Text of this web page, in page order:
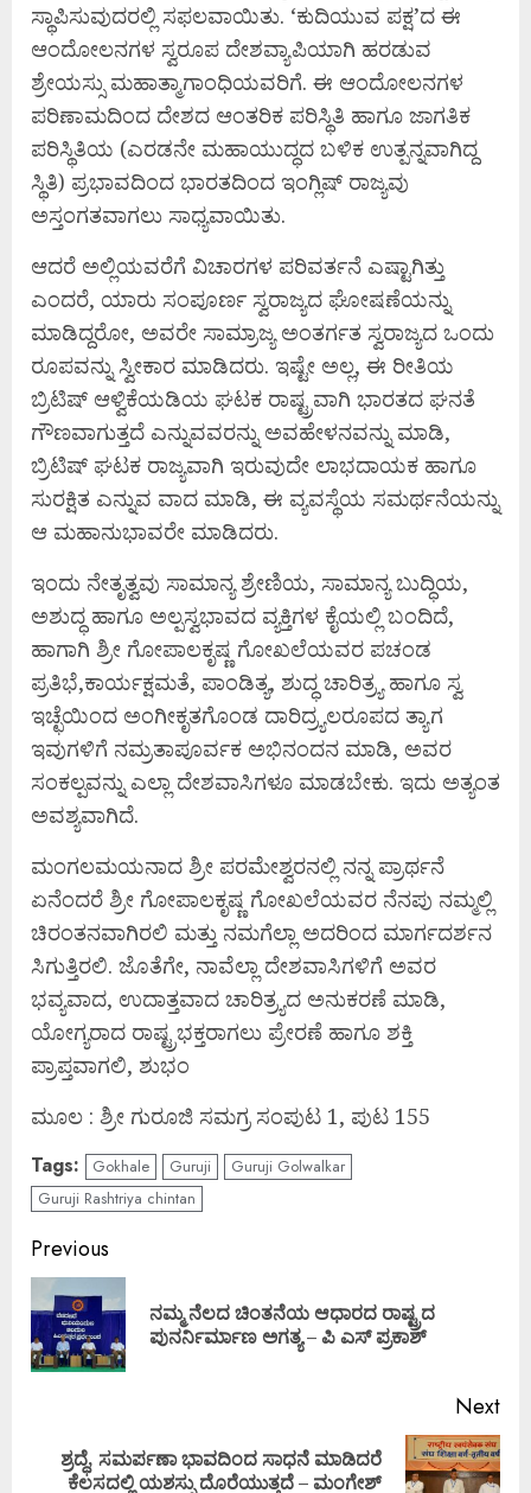
ಸ್ಥಾಪಿಸುವುದರಲ್ಲಿ ಸಫಲವಾಯಿತು. ‘ಕುದಿಯುವ ಪಕ್ಷ’ದ ಈ
ಆಂದೋಲನಗಳ ಸ್ವರೂಪ ದೇಶವ್ಯಾಪಿಯಾಗಿ ಹರಡುವ
ಶ್ರೇಯಸ್ಸು ಮಹಾತ್ಮಾಗಾಂಧಿಯವರಿಗೆ. ಈ ಆಂದೋಲನಗಳ
ಪರಿಣಾಮದಿಂದ ದೇಶದ ಆಂತರಿಕ ಪರಿಸ್ಥಿತಿ ಹಾಗೂ ಜಾಗತಿಕ
ಪರಿಸ್ಥಿತಿಯ (ಎರಡನೇ ಮಹಾಯುದ್ಧದ ಬಳಿಕ ಉತ್ಪನ್ನವಾಗಿದ್ದ
ಸ್ಥಿತಿ) ಪ್ರಭಾವದಿಂದ ಭಾರತದಿಂದ ಇಂಗ್ಲಿಷ್ ರಾಜ್ಯವು
ಅಸ್ತಂಗತವಾಗಲು ಸಾಧ್ಯವಾಯಿತು.
ಆದರೆ ಅಲ್ಲಿಯವರೆಗೆ ವಿಚಾರಗಳ ಪರಿವರ್ತನೆ ಎಷ್ಟಾಗಿತ್ತು
ಎಂದರೆ, ಯಾರು ಸಂಪೂರ್ಣ ಸ್ವರಾಜ್ಯದ ಘೋಷಣೆಯನ್ನು
ಮಾಡಿದ್ದರೋ, ಅವರೇ ಸಾಮ್ರಾಜ್ಯ ಅಂತರ್ಗತ ಸ್ವರಾಜ್ಯದ ಒಂದು
ರೂಪವನ್ನು ಸ್ವೀಕಾರ ಮಾಡಿದರು. ಇಷ್ಟೇ ಅಲ್ಲ, ಈ ರೀತಿಯ
ಬ್ರಿಟಿಷ್ ಆಳ್ವಿಕೆಯಡಿಯ ಘಟಕ ರಾಷ್ಟ್ರವಾಗಿ ಭಾರತದ ಘನತೆ
ಗೌಣವಾಗುತ್ತದೆ ಎನ್ನುವವರನ್ನು ಅವಹೇಳನವನ್ನು ಮಾಡಿ,
ಬ್ರಿಟಿಷ್ ಘಟಕ ರಾಜ್ಯವಾಗಿ ಇರುವುದೇ ಲಾಭದಾಯಕ ಹಾಗೂ
ಸುರಕ್ಷಿತ ಎನ್ನುವ ವಾದ ಮಾಡಿ, ಈ ವ್ಯವಸ್ಥೆಯ ಸಮರ್ಥನೆಯನ್ನು
ಆ ಮಹಾನುಭಾವರೇ ಮಾಡಿದರು.
ಇಂದು ನೇತೃತ್ವವು ಸಾಮಾನ್ಯ ಶ್ರೇಣಿಯ, ಸಾಮಾನ್ಯ ಬುದ್ಧಿಯ,
ಅಶುದ್ಧ ಹಾಗೂ ಅಲ್ಪಸ್ವಭಾವದ ವ್ಯಕ್ತಿಗಳ ಕೈಯಲ್ಲಿ ಬಂದಿದೆ,
ಹಾಗಾಗಿ ಶ್ರೀ ಗೋಪಾಲಕೃಷ್ಣ ಗೋಖಲೆಯವರ ಪಚಂಡ
ಪ್ರತಿಭೆ,ಕಾರ್ಯಕ್ಷಮತೆ, ಪಾಂಡಿತ್ಯ, ಶುದ್ಧ ಚಾರಿತ್ರ್ಯ ಹಾಗೂ ಸ್ವ
ಇಚ್ಛೆಯಿಂದ ಅಂಗೀಕೃತಗೊಂಡ ದಾರಿದ್ರ್ಯಲರೂಪದ ತ್ಯಾಗ
ಇವುಗಳಿಗೆ ನಮ್ರತಾಪೂರ್ವಕ ಅಭಿನಂದನ ಮಾಡಿ, ಅವರ
ಸಂಕಲ್ಪವನ್ನು ಎಲ್ಲಾ ದೇಶವಾಸಿಗಳೂ ಮಾಡಬೇಕು. ಇದು ಅತ್ಯಂತ
ಅವಶ್ಯವಾಗಿದೆ.
ಮಂಗಲಮಯನಾದ ಶ್ರೀ ಪರಮೇಶ್ವರನಲ್ಲಿ ನನ್ನ ಪ್ರಾರ್ಥನೆ
ಏನೆಂದರೆ ಶ್ರೀ ಗೋಪಾಲಕೃಷ್ಣ ಗೋಖಲೆಯವರ ನೆನಪು ನಮ್ಮಲ್ಲಿ
ಚಿರಂತನವಾಗಿರಲಿ ಮತ್ತು ನಮಗೆಲ್ಲಾ ಅದರಿಂದ ಮಾರ್ಗದರ್ಶನ
ಸಿಗುತ್ತಿರಲಿ. ಜೊತೆಗೇ, ನಾವೆಲ್ಲಾ ದೇಶವಾಸಿಗಳಿಗೆ ಅವರ
ಭವ್ಯವಾದ, ಉದಾತ್ತವಾದ ಚಾರಿತ್ರ್ಯದ ಅನುಕರಣೆ ಮಾಡಿ,
ಯೋಗ್ಯರಾದ ರಾಷ್ಟ್ರಭಕ್ತರಾಗಲು ಪ್ರೇರಣೆ ಹಾಗೂ ಶಕ್ತಿ
ಪ್ರಾಪ್ತವಾಗಲಿ, ಶುಭಂ
ಮೂಲ : ಶ್ರೀ ಗುರೂಜಿ ಸಮಗ್ರ ಸಂಪುಟ 1, ಪುಟ 155
Tags: Gokhale Guruji
Guruji Golwalkar
Guruji Rashtriya chintan
Continue
Reading
Previous
ನಮ್ಮ ನೆಲದ ಚಿಂತನೆಯ ಆಧಾರದ ರಾಷ್ಟ್ರದ
ಪುನರ್ನಿರ್ಮಾಣ ಅಗತ್ಯ – ಪಿ ಎಸ್ ಪ್ರಕಾಶ್
Next
Next
ಶ್ರದ್ಧೆ, ಸಮರ್ಪಣಾ ಭಾವದಿಂದ ಸಾಧನೆ ಮಾಡಿದರೆ
ಕೆಲಸದಲ್ಲಿ ಯಶಸ್ಸು ದೊರೆಯುತ್ತದೆ – ಮಂಗೇಶ್